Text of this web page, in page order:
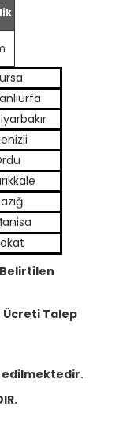
Ücreti Talep
edilmektedir.